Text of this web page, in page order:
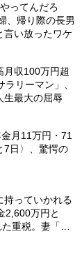
ってんだろ
、帰り際の長男
言い放ったワケ
収100万円超
リーマン」、
生最大の屈辱
月11万円・71
7日〉、驚愕の
持っていかれる
2,600万円と
重税。妻「慰